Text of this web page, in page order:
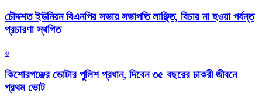
চৌদ্দশত ইউনিয়ন বিএনপির সভায় সভাপতি লাঞ্ছিত, বিচার না হওয়া পর্যন্ত
প্রচারণা স্থগিত
৬
কিশোরগঞ্জের ভোটার পুলিশ প্রধান, দিবেন ৩৫ বছরের চাকরী জীবনে
প্রথম ভোট